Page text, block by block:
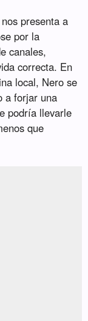
presenta a
por la
canales,
correcta. En
local, Nero se
a forjar una
podría llevarle
que